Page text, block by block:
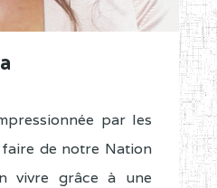
par les
de notre Nation
vivre grâce à une